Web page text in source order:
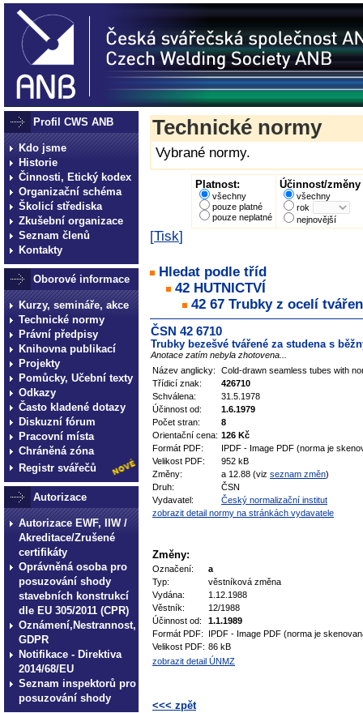
Profil CWS ANB
Kdo jsme
Historie
Činnosti, Etický kodex
Organizační schéma
Školicí střediska
Zkušební organizace
Seznam členů
Kontakty
Oborové informace
Kurzy, semináře, akce
Technické normy
Právní předpisy
Knihovna publikací
Projekty
Pomůcky, Učební texty
Odkazy
Často kladené dotazy
Diskuzní fórum
Pracovní místa
Chráněná zóna
Registr svářečů
Autorizace
Autorizace EWF, IIW /
Akreditace/Zrušené
certifikáty
Oprávněná osoba pro
posuzování shody
stavebních konstrukcí
dle EU 305/2011 (CPR)
Oznámení,Nestrannost,
GDPR
Notifikace - Direktiva
2014/68/EU
Seznam inspektorů pro
posuzování shody
Technické normy
Vybrané normy.
Platnost:
všechny
pouze platné
pouze neplatné
Účinnost/změny
všechny
rok
nejnovější
[Tisk]
Hledat podle tříd
42 HUTNICTVÍ
42 67 Trubky z ocelí
ČSN 42 6710
Trubky bezešvé tvářené za studena s
Anotace zatím nebyla zhotovena...
Název anglicky:
Cold-drawn seamless tubes with
Třídicí znak:
426710
Schválena:
31.5.1978
Účinnost od:
1.6.1979
Počet stran:
8
Orientační cena: 126 Kč
Formát PDF:
IPDF - Image PDF (norma je
Velikost PDF:
952 kB
Změny:
a 12.88 (viz seznam změn)
Druh:
ČSN
Vydavatel:
Český normalizační institut
zobrazit detail normy na stránkách vydavatele
Změny:
Označení:
a
Typ:
věstníková změna
Vydána:
1.12.1988
Věstník:
12/1988
Účinnost od:
1.1.1989
Formát PDF:
IPDF - Image PDF (norma je
Velikost PDF: 86 kB
zobrazit detail ÚNMZ
<<< zpět